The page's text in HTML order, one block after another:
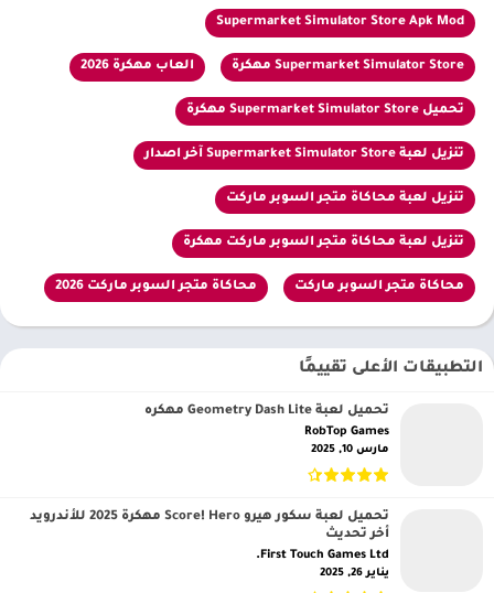
Supermarket Simulator Store Apk Mod
Supermarket Simulator Store مهكرة العاب مهكرة 2026
تحميل Supermarket Simulator Store مهكرة
تنزيل لعبة Supermarket Simulator Store آخر اصدار
تنزيل لعبة محاكاة متجر السوبر ماركت
تنزيل لعبة محاكاة متجر السوبر ماركت مهكرة
محاكاة متجر السوبر ماركت محاكاة متجر السوبر ماركت 2026
التطبيقات الأعلى تقييمًا
تحميل لعبة Geometry Dash Lite مهكره
RobTop Games‏
مارس 10, 2025
تحميل لعبة سكور هيرو Score! Hero مهكرة 2025 للأندرويد
أخر تحديث
First Touch Games Ltd.‏
يناير 26, 2025